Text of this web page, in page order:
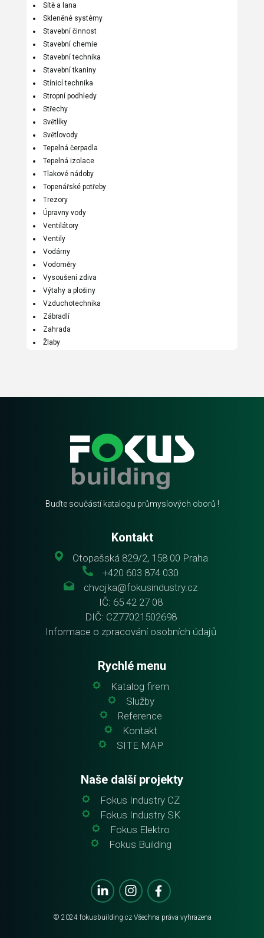
Sítě a lana
Skleněné systémy
Stavební činnost
Stavební chemie
Stavební technika
Stavební tkaniny
Stínicí technika
Stropní podhledy
Střechy
Světlíky
Světlovody
Tepelná čerpadla
Tepelná izolace
Tlakové nádoby
Topenářské potřeby
Trezory
Úpravny vody
Ventilátory
Ventily
Vodárny
Vodoměry
Vysoušení zdiva
Výtahy a plošiny
Vzduchotechnika
Zábradlí
Zahrada
Žlaby
Buďte součástí katalogu průmyslových oborů !
Kontakt
Otopašská 829/2, 158 00 Praha
+420 603 874 030
chvojka@fokusindustry.cz
IČ: 65 42 27 08
DIČ: CZ77021502698
Informace o zpracování osobních údajů
Rychlé menu
Katalog firem
Služby
Reference
Kontakt
SITE MAP
Naše další projekty
Fokus Industry CZ
Fokus Industry SK
Fokus Elektro
Fokus Building
© 2024 fokusbuilding.czVšechna práva vyhrazena